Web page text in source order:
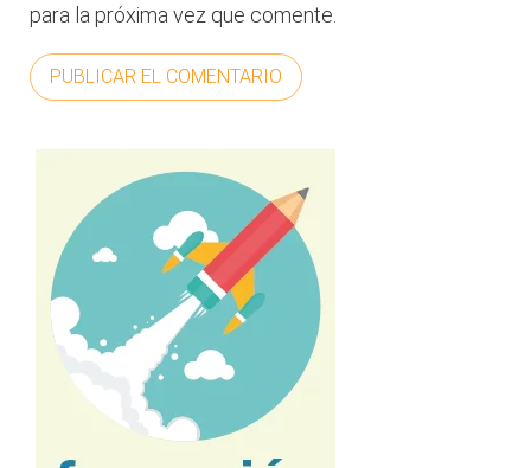
para la próxima vez que comente.